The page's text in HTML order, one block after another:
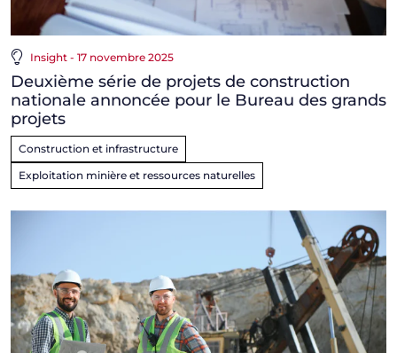
Insight - 17 novembre 2025
Deuxième série de projets de construction
nationale annoncée pour le Bureau des grands
projets
Construction et infrastructure
Exploitation minière et ressources naturelles